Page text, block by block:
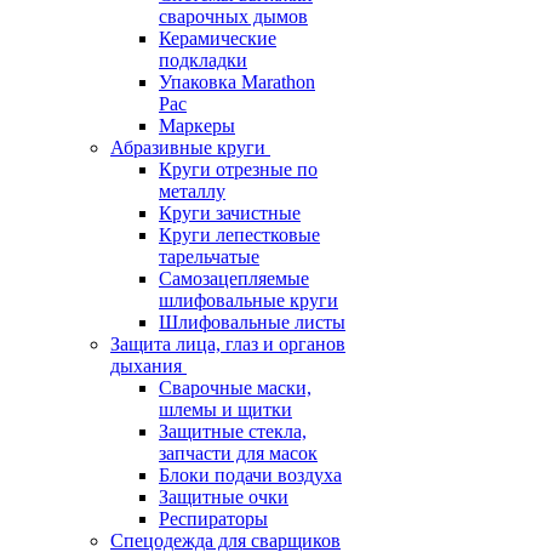
сварочных дымов
Керамические
подкладки
Упаковка Marathon
Pac
Маркеры
Абразивные круги
Круги отрезные по
металлу
Круги зачистные
Круги лепестковые
тарельчатые
Самозацепляемые
шлифовальные круги
Шлифовальные листы
Защита лица, глаз и органов
дыхания
Сварочные маски,
шлемы и щитки
Защитные стекла,
запчасти для масок
Блоки подачи воздуха
Защитные очки
Респираторы
Спецодежда для сварщиков